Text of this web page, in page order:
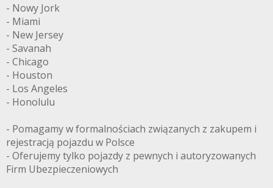
- Nowy Jork
- Miami
- New Jersey
- Savanah
- Chicago
- Houston
- Los Angeles
- Honolulu
- Pomagamy w formalnościach związanych z zakupem i
rejestracją pojazdu w Polsce
- Oferujemy tylko pojazdy z pewnych i autoryzowanych
Firm Ubezpieczeniowych